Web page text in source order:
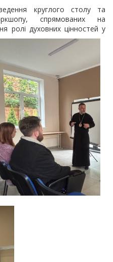
круглого столу та
спрямованих на
ролі духовних цінностей у